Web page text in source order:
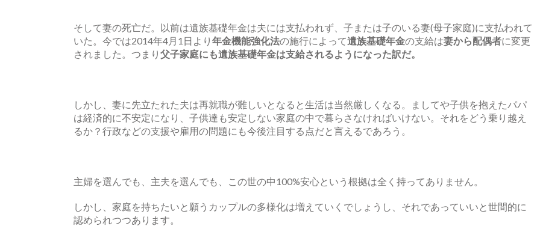
そして妻の死亡だ。以前は遺族基礎年金は夫には支払われず、子または子のいる妻(母子家庭)に支払われて
いた。今では2014年4月1日より 年金機能強化法の施行によって遺族基礎年金の支給は妻から配偶者に変更
されました。つまり 父子家庭にも遺族基礎年金は支給されるようになった訳だ。
しかし、妻に先立たれた夫は再就職が難しいとなると生活は当然厳しくなる。ましてや子供を抱えたパパ
は経済的に不安定になり、子供達も安定しない家庭の中で暮らさなければいけない。それをどう乗り越え
るか？行政などの支援や雇用の問題にも今後注目する点だと言えるであろう。
主婦を選んでも、主夫を選んでも、この世の中100%安心という根拠は全く持ってありません。
しかし、家庭を持ちたいと願うカップルの多様化は増えていくでしょうし、それであっていいと世間的に
認められつつあります。